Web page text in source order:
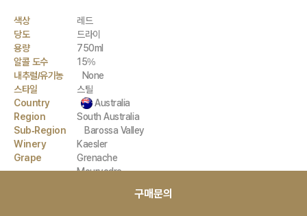
색상
레드
당도
드라이
용량
750ml
알콜 도수
15%
내추럴/유기농
None
스타일
스틸
Country
Australia
Region
South Australia
Sub-Region
Barossa Valley
Winery
Kaesler
Grape
Grenache
Mourvedre
구매문의